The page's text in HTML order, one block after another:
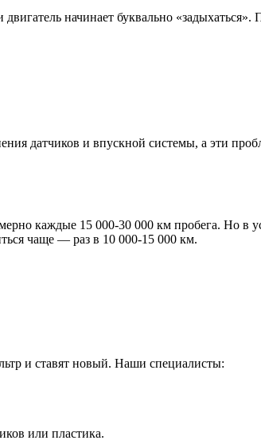
начинает буквально
датчиков и впускной системы, а эти
каждые 15 000-30 000 км пробега. Но в
чаще — раз в 10 000-15 000 км.
и ставят новый. Наши специалисты:
или пластика.